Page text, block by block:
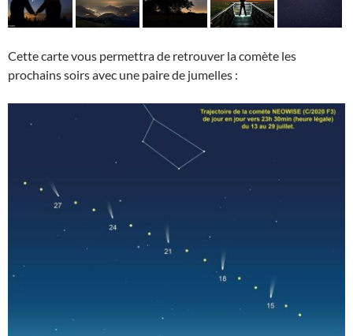
Cette carte vous permettra de retrouver la comète les
prochains soirs avec une paire de jumelles :